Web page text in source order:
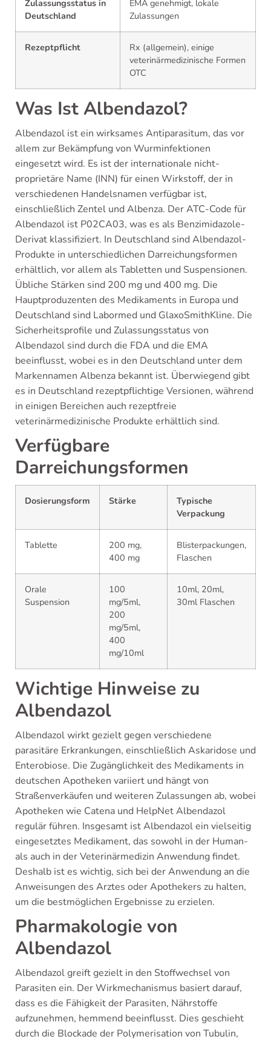
Zulassungsstatus in
Deutschland
EMA genehmigt, lokale
Zulassungen
Rezeptpflicht
Rx (allgemein), einige
veterinärmedizinische Formen
OTC
Was Ist Albendazol?
Albendazol ist ein wirksames Antiparasitum, das vor
allem zur Bekämpfung von Wurminfektionen
eingesetzt wird. Es ist der internationale nicht-
proprietäre Name (INN) für einen Wirkstoff, der in
verschiedenen Handelsnamen verfügbar ist,
einschließlich Zentel und Albenza. Der ATC-Code für
Albendazol ist P02CA03, was es als Benzimidazole-
Derivat klassifiziert. In Deutschland sind Albendazol-
Produkte in unterschiedlichen Darreichungsformen
erhältlich, vor allem als Tabletten und Suspensionen.
Übliche Stärken sind 200 mg und 400 mg. Die
Hauptproduzenten des Medikaments in Europa und
Deutschland sind Labormed und GlaxoSmithKline. Die
Sicherheitsprofile und Zulassungsstatus von
Albendazol sind durch die FDA und die EMA
beeinflusst, wobei es in den Deutschland unter dem
Markennamen Albenza bekannt ist. Überwiegend gibt
es in Deutschland rezeptpflichtige Versionen, während
in einigen Bereichen auch rezeptfreie
veterinärmedizinische Produkte erhältlich sind.
Verfügbare
Darreichungsformen
Dosierungsform Stärke
Typische
Verpackung
Tablette
200 mg,
400 mg
Blisterpackungen,
Flaschen
Orale
Suspension
100
mg/5ml,
200
mg/5ml,
400
mg/10ml
10ml, 20ml,
30ml Flaschen
Wichtige Hinweise zu
Albendazol
Albendazol wirkt gezielt gegen verschiedene
parasitäre Erkrankungen, einschließlich Askaridose und
Enterobiose. Die Zugänglichkeit des Medikaments in
deutschen Apotheken variiert und hängt von
Straßenverkäufen und weiteren Zulassungen ab, wobei
Apotheken wie Catena und HelpNet Albendazol
regulär führen. Insgesamt ist Albendazol ein vielseitig
eingesetztes Medikament, das sowohl in der Human-
als auch in der Veterinärmedizin Anwendung findet.
Deshalb ist es wichtig, sich bei der Anwendung an die
Anweisungen des Arztes oder Apothekers zu halten,
um die bestmöglichen Ergebnisse zu erzielen.
Pharmakologie von
Albendazol
Albendazol greift gezielt in den Stoffwechsel von
Parasiten ein. Der Wirkmechanismus basiert darauf,
dass es die Fähigkeit der Parasiten, Nährstoffe
aufzunehmen, hemmend beeinflusst. Dies geschieht
durch die Blockade der Polymerisation von Tubulin,